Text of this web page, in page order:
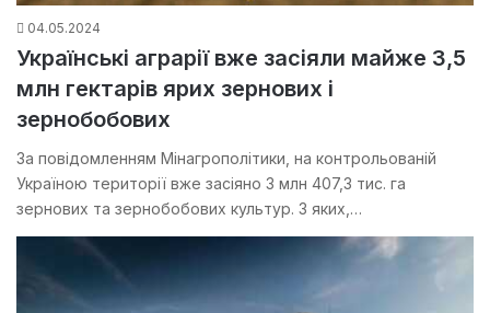
04.05.2024
Українські аграрії вже засіяли майже 3,5
млн гектарів ярих зернових і
зернобобових
За повідомленням Мінагрополітики, на контрольованій
Україною території вже засіяно 3 млн 407,3 тис. га
зернових та зернобобових культур. З яких,…